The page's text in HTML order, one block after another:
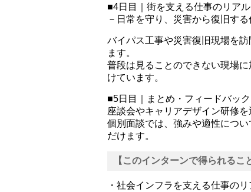
■4日目｜街を支える仕事のリア
－日常を守り、災害から復旧する
バイパス工事や災害復旧現場を
ます。
普段は見ることのできない現場
けています。
■5日目｜まとめ・フィードバック
座談会やキャリアデザイン研修を
個別面談では、強みや適性につ
だけます。
【このインターンで得られるこ
・社会インフラを支える仕事の